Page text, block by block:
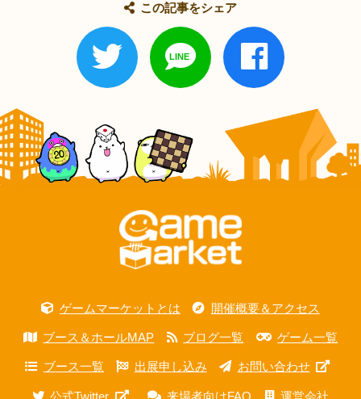
この記事をシェア
ゲームマーケットとは 開催概要＆アクセス
ブース＆ホールMAP ブログ一覧 ゲーム一覧
ブース一覧 出展申し込み お問い合わせ
公式Twitter 来場者向けFAQ 運営会社